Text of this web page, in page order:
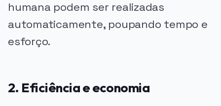
humana podem ser realizadas
automaticamente, poupando tempo e
esforço.
2. Eficiência e economia